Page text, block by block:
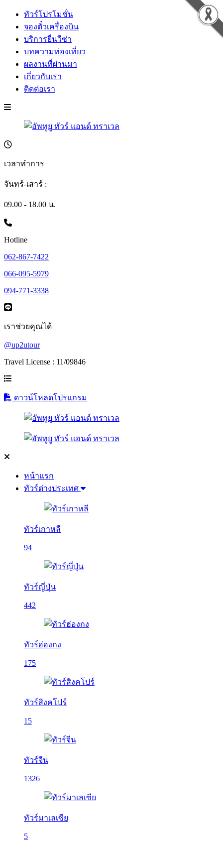
ทัวร์โปรโมชั่น
จองตั๋วเครื่องบิน
บริการยื่นวีซ่า
บทความท่องเที่ยว
ผลงานที่ผ่านมา
เกี่ยวกับเรา
ติดต่อเรา
เวลาทำการ
จันทร์-เสาร์ :
09.00 - 18.00 น.
Hotline
062-867-7422
066-095-5979
094-771-3338
เราช่วยคุณได้
@up2utour
Travel License : 11/09846
ดาวน์โหลดโปรแกรม
หน้าแรก
ทัวร์ต่างประเทศ
ทัวร์เกาหลี
94
ทัวร์ญี่ปุ่น
442
ทัวร์ฮ่องกง
175
ทัวร์สิงคโปร์
15
ทัวร์จีน
1326
ทัวร์มาเลเซีย
5